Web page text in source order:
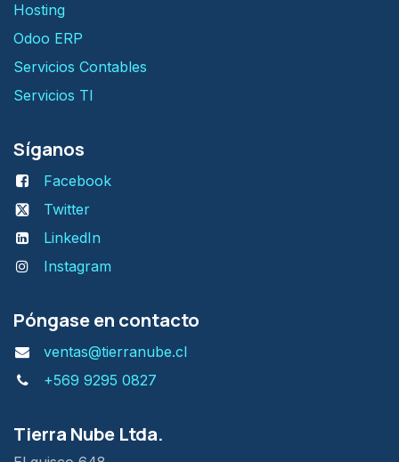
H​osting
Odoo ERP
Servicios Contables
Servicios TI
Síganos
Facebook
Twitter
LinkedIn
Instagram
Póngase en contacto
ventas@tierranube.cl
+569 9295 0827
Tierra Nube Ltda.